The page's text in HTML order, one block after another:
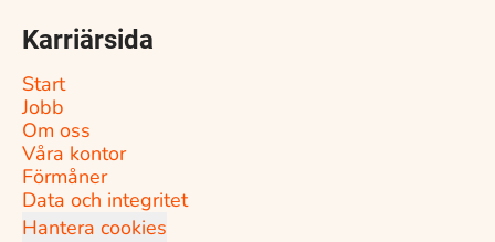
Karriärsida
Start
Jobb
Om oss
Våra kontor
Förmåner
Data och integritet
Hantera cookies